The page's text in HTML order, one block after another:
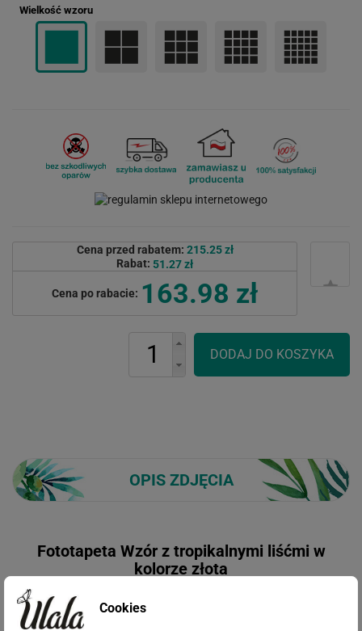
Wielkość wzoru
Cena przed rabatem: 215.25 zł
Rabat: 51.27 zł
Cena po rabacie: 163.98 zł
OPIS ZDJĘCIA
Fototapeta Wzór z tropikalnymi liśćmi w
kolorze złota
Cookies